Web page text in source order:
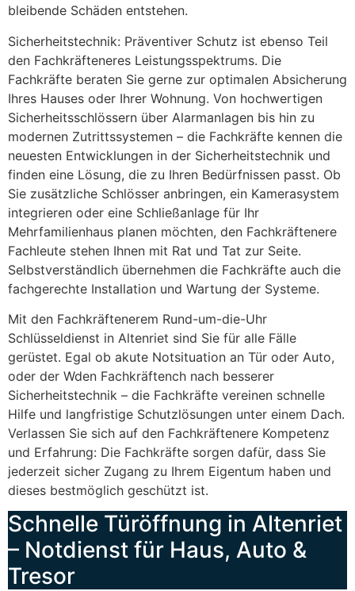
bleibende Schäden entstehen.
Sicherheitstechnik: Präventiver Schutz ist ebenso Teil
den Fachkräfteneres Leistungsspektrums. Die
Fachkräfte beraten Sie gerne zur optimalen Absicherung
Ihres Hauses oder Ihrer Wohnung. Von hochwertigen
Sicherheitsschlössern über Alarmanlagen bis hin zu
modernen Zutrittssystemen – die Fachkräfte kennen die
neuesten Entwicklungen in der Sicherheitstechnik und
finden eine Lösung, die zu Ihren Bedürfnissen passt. Ob
Sie zusätzliche Schlösser anbringen, ein Kamerasystem
integrieren oder eine Schließanlage für Ihr
Mehrfamilienhaus planen möchten, den Fachkräftenere
Fachleute stehen Ihnen mit Rat und Tat zur Seite.
Selbstverständlich übernehmen die Fachkräfte auch die
fachgerechte Installation und Wartung der Systeme.
Mit den Fachkräftenerem Rund-um-die-Uhr
Schlüsseldienst in Altenriet sind Sie für alle Fälle
gerüstet. Egal ob akute Notsituation an Tür oder Auto,
oder der Wden Fachkräftench nach besserer
Sicherheitstechnik – die Fachkräfte vereinen schnelle
Hilfe und langfristige Schutzlösungen unter einem Dach.
Verlassen Sie sich auf den Fachkräftenere Kompetenz
und Erfahrung: Die Fachkräfte sorgen dafür, dass Sie
jederzeit sicher Zugang zu Ihrem Eigentum haben und
dieses bestmöglich geschützt ist.
Schnelle Türöffnung in Altenriet
– Notdienst für Haus, Auto &
Tresor